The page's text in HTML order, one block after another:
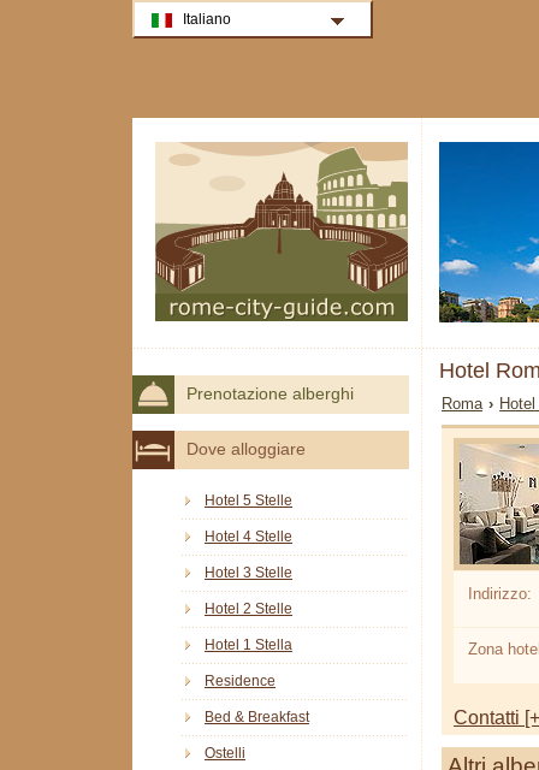
Hotel
Roma ›
Indirizzo:
Zona
Contatti
Prenotazione alberghi
Dove alloggiare
Hotel 5 Stelle
Hotel 4 Stelle
Hotel 3 Stelle
Hotel 2 Stelle
Hotel 1 Stella
Residence
Bed & Breakfast
Ostelli
Italiano